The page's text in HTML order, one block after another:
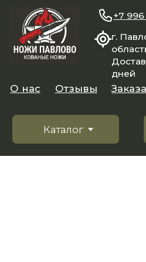
область
Доставка почтой и
Каталог
Заказать
+7 996 130 131 1